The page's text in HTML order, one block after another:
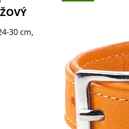
30 cm,